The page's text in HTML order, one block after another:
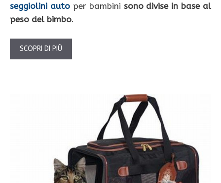
seggiolini autoper bambini sono divise in base al
peso del bimbo.
SCOPRI DI PIÙ